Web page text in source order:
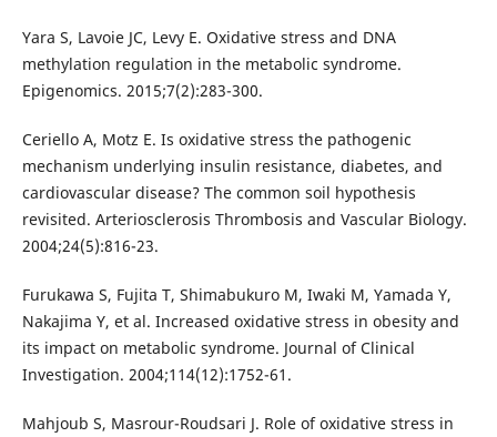
Yara S, Lavoie JC, Levy E. Oxidative stress and DNA
methylation regulation in the metabolic syndrome.
Epigenomics. 2015;7(2):283-300.
Ceriello A, Motz E. Is oxidative stress the pathogenic
mechanism underlying insulin resistance, diabetes, and
cardiovascular disease? The common soil hypothesis
revisited. Arteriosclerosis Thrombosis and Vascular Biology.
2004;24(5):816-23.
Furukawa S, Fujita T, Shimabukuro M, Iwaki M, Yamada Y,
Nakajima Y, et al. Increased oxidative stress in obesity and
its impact on metabolic syndrome. Journal of Clinical
Investigation. 2004;114(12):1752-61.
Mahjoub S, Masrour-Roudsari J. Role of oxidative stress in